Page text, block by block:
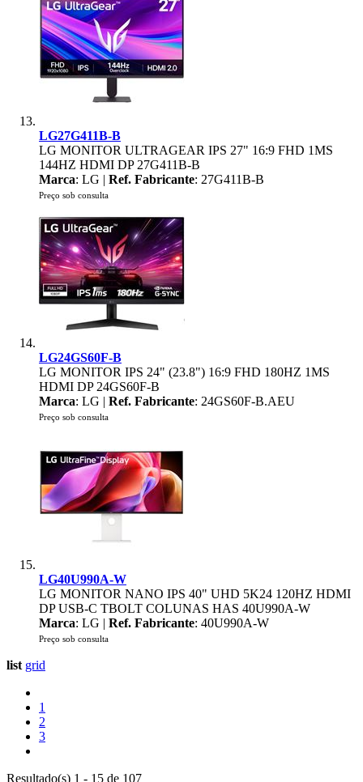
LG27G411B-B
LG MONITOR ULTRAGEAR IPS 27" 16:9 FHD 1MS
144HZ HDMI DP 27G411B-B
Marca: LG | Ref. Fabricante: 27G411B-B
Preço sob consulta
LG24GS60F-B
LG MONITOR IPS 24" (23.8") 16:9 FHD 180HZ 1MS
HDMI DP 24GS60F-B
Marca: LG | Ref. Fabricante: 24GS60F-B.AEU
Preço sob consulta
LG40U990A-W
LG MONITOR NANO IPS 40" UHD 5K24 120HZ HDMI
DP USB-C TBOLT COLUNAS HAS 40U990A-W
Marca: LG | Ref. Fabricante: 40U990A-W
Preço sob consulta
list grid
1
2
3
Resultado(s) 1 - 15 de 107